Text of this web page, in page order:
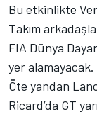
Bu etkinlikte
Takım
FIA Dünya
yer alamayacak.
Öte yandan
Ricard’da GT